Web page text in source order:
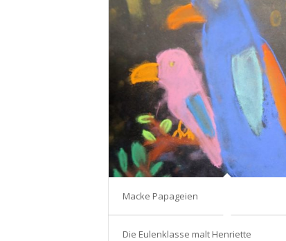
Macke Papageien
Die Eulenklasse malt Henriette